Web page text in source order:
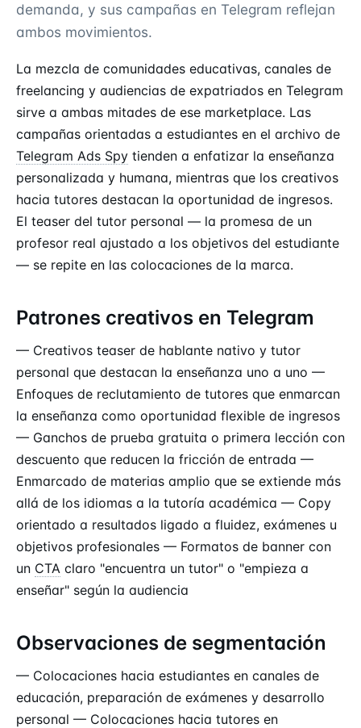
demanda, y sus campañas en Telegram reflejan
ambos movimientos.
La mezcla de comunidades educativas, canales de
freelancing y audiencias de expatriados en Telegram
sirve a ambas mitades de ese marketplace. Las
campañas orientadas a estudiantes en el archivo de
Telegram Ads Spy tienden a enfatizar la enseñanza
personalizada y humana, mientras que los creativos
hacia tutores destacan la oportunidad de ingresos.
El teaser del tutor personal — la promesa de un
profesor real ajustado a los objetivos del estudiante
— se repite en las colocaciones de la marca.
Patrones creativos en Telegram
— Creativos teaser de hablante nativo y tutor
personal que destacan la enseñanza uno a uno —
Enfoques de reclutamiento de tutores que enmarcan
la enseñanza como oportunidad flexible de ingresos
— Ganchos de prueba gratuita o primera lección con
descuento que reducen la fricción de entrada —
Enmarcado de materias amplio que se extiende más
allá de los idiomas a la tutoría académica — Copy
orientado a resultados ligado a fluidez, exámenes u
objetivos profesionales — Formatos de banner con
un CTA claro "encuentra un tutor" o "empieza a
enseñar" según la audiencia
Observaciones de segmentación
— Colocaciones hacia estudiantes en canales de
educación, preparación de exámenes y desarrollo
personal — Colocaciones hacia tutores en